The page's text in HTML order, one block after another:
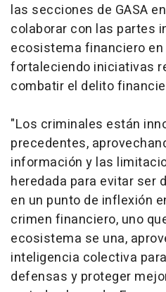
las secciones de GASA
colaborar con las partes
ecosistema financiero
fortaleciendo iniciativas
combatir el delito
"Los criminales están
precedentes,
información y las
heredada para evitar ser
en un punto de inflexión
crimen financiero, uno
ecosistema se una,
inteligencia colectiva
defensas y proteger